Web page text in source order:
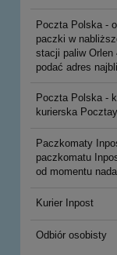
Poczta Polska -
paczki w
stacji paliw Orlen
podać adres
Poczta Polska -
kurierska
Paczkomaty
paczkomatu
od momentu
Kurier Inpost
Odbiór osobisty